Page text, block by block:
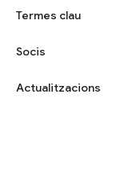
Termes clau
Socis
Actualitzacions